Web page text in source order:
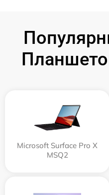
Microsoft Surface Pro X
MSQ2